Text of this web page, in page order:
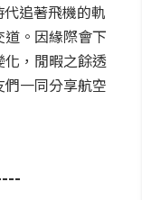
追著飛機的軌
。因緣際會下
，閒暇之餘透
一同分享航空